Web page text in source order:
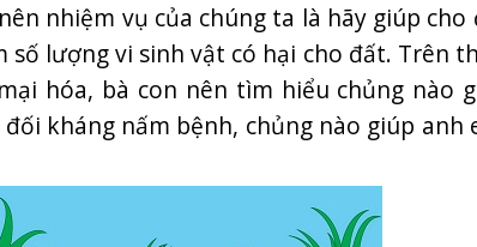
nhiệm vụ của chúng ta là hãy giúp
số lượng vi sinh vật có hại cho đất. Trên
hóa, bà con nên tìm hiểu chủng nào
kháng nấm bệnh, chủng nào giúp anh